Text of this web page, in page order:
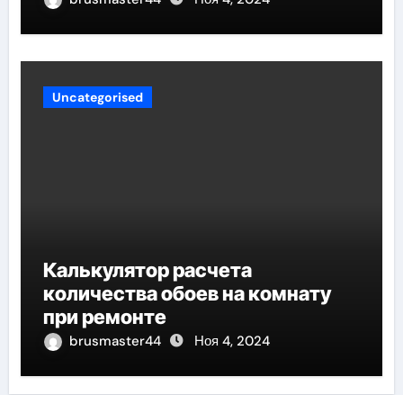
Uncategorised
Калькулятор расчета
количества обоев на комнату
при ремонте
brusmaster44 Ноя 4, 2024